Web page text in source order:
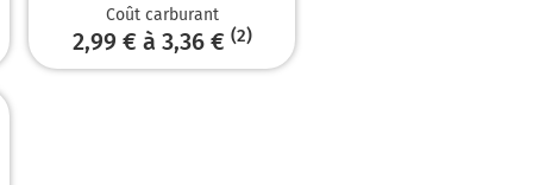
Coût carburant
2,99 € à 3,36 € (2)